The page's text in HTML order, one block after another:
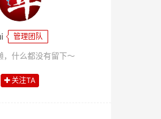
管理团队
，什么都没有留下～
关注TA